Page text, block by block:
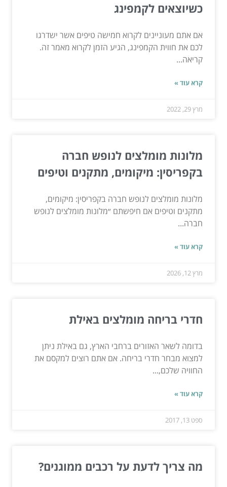
כשיוצאים לקמפינג
אם אתם מעוניינים לקרוא חמישה טיפים אשר ישדרגו
לכם את חווית הקמפינג, הגיע הזמן לקרוא מאמר זה.
קריאה...
קרא עוד »
מרץ 29, 2022
מלונות מומלצים לנופש חברה
בקפריסין: מיקומים, מתקנים וטיפים
מלונות מומלצים לנופש חברה בקפריסין: מיקומים,
מתקנים וטיפים אם חיפשתם ״מלונות מומלצים לנופש
חברה...
קרא עוד »
מרץ 12, 2026
חדרי בריחה מומלצים באילת
בדומה לשאר האזורים ברחבי הארץ, גם באילת ניתן
למצוא מבחר חדרי בריחה. אם אתם רוצים למקסם את
החוויה שלכם,...
קרא עוד »
ספט 13, 2017
מה צריך לדעת על רכבים ממוגנים?